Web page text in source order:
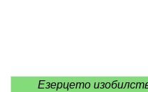
Езерцето